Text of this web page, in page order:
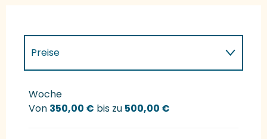
Preise
Preise 2027
Woche
Von 350,00 € bis zu 500,00 €